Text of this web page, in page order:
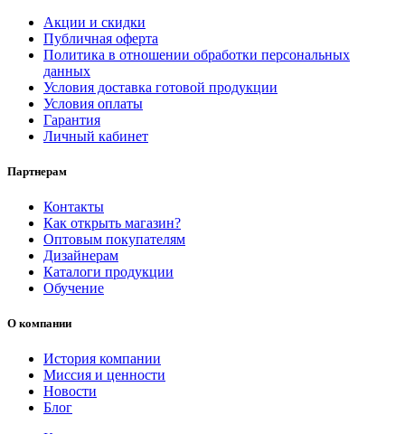
Акции и скидки
Публичная оферта
Политика в отношении обработки персональных
данных
Условия доставка готовой продукции
Условия оплаты
Гарантия
Личный кабинет
Партнерам
Контакты
Как открыть магазин?
Оптовым покупателям
Дизайнерам
Каталоги продукции
Обучение
О компании
История компании
Миссия и ценности
Новости
Блог